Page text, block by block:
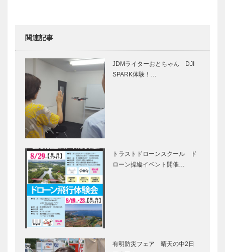
関連記事
JDMライターおとちゃん DJI
SPARK体験！…
トラストドローンスクール ド
ローン操縦イベント開催…
有明防災フェア 晴天の中2日